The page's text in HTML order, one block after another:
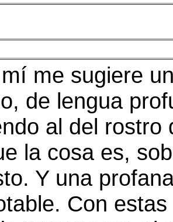
me sugiere
de lengua
al del rostro
la cosa es,
Y una
Con